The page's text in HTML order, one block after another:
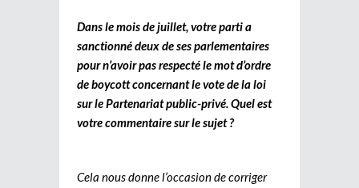
Dans le mois de juillet, votre parti a
sanctionné deux de ses parlementaires
pour n’avoir pas respecté le mot d’ordre
de boycott concernant le vote de la loi
sur le Partenariat public-privé. Quel est
votre commentaire sur le sujet ?
Cela nous donne l’occasion de corriger